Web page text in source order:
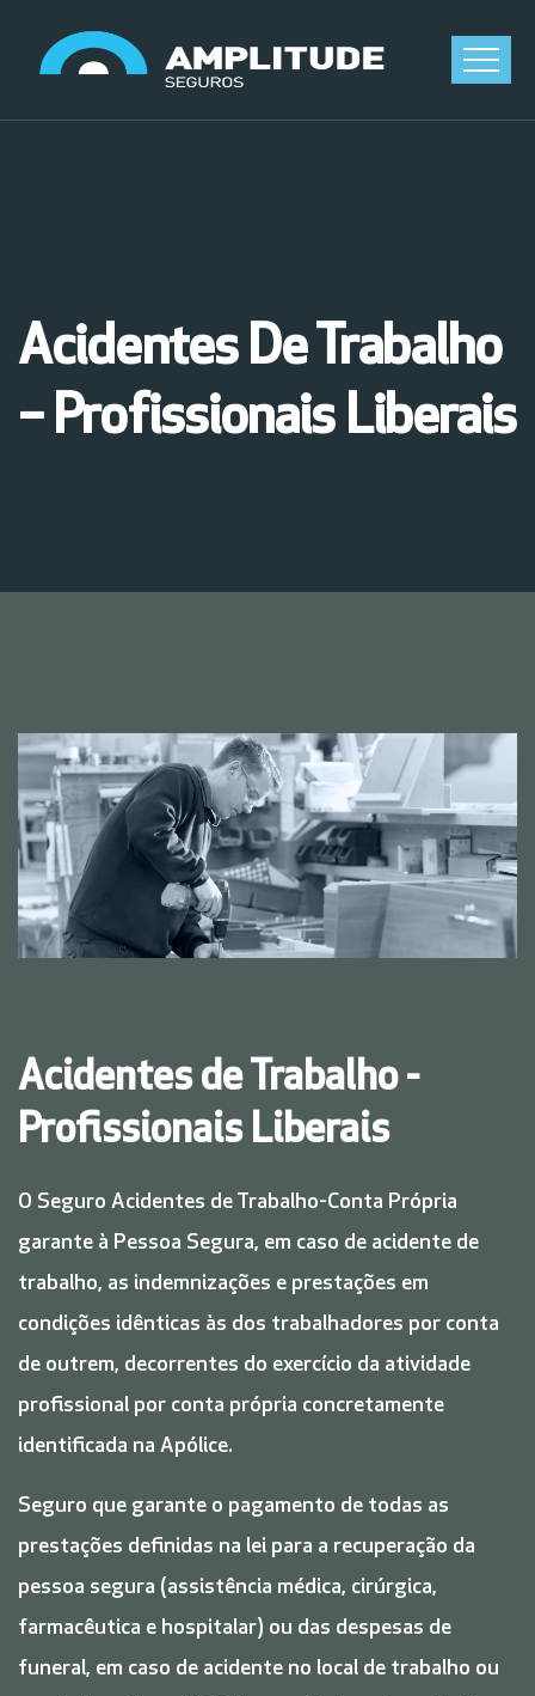
Acidentes De Trabalho
– Profissionais Liberais
Acidentes de Trabalho -
Profissionais Liberais
O Seguro Acidentes de Trabalho-Conta Própria
garante à Pessoa Segura, em caso de acidente de
trabalho, as indemnizações e prestações em
condições idênticas às dos trabalhadores por conta
de outrem, decorrentes do exercício da atividade
profissional por conta própria concretamente
identificada na Apólice.
Seguro que garante o pagamento de todas as
prestações definidas na lei para a recuperação da
pessoa segura (assistência médica, cirúrgica,
farmacêutica e hospitalar) ou das despesas de
funeral, em caso de acidente no local de trabalho ou